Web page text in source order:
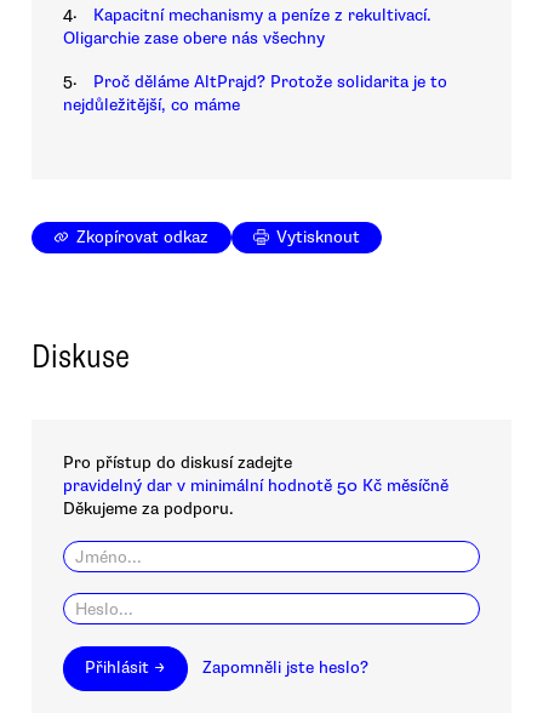
4.
Kapacitní mechanismy a peníze z rekultivací.
Oligarchie zase obere nás všechny
5.
Proč děláme AltPrajd? Protože solidarita je to
nejdůležitější, co máme
Zkopírovat odkaz Vytisknout
Diskuse
Pro přístup do diskusí zadejte
pravidelný dar v minimální hodnotě 50 Kč měsíčně
Děkujeme za podporu.
Přihlásit → Zapomněli jste heslo?